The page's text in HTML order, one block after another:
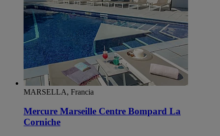
MARSELLA, Francia
Mercure Marseille Centre Bompard La
Corniche